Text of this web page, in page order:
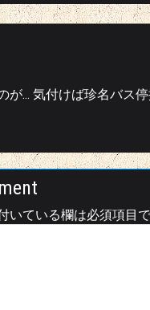
が… 気付けば珍名バス
いている欄は必須項目